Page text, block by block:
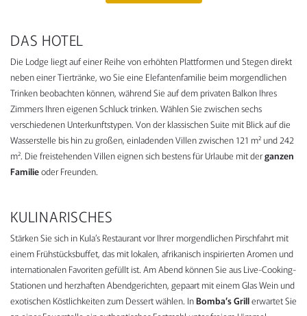
DAS HOTEL
Die Lodge liegt auf einer Reihe von erhöhten Plattformen und Stegen direkt
neben einer Tiertränke, wo Sie eine Elefantenfamilie beim morgendlichen
Trinken beobachten können, während Sie auf dem privaten Balkon Ihres
Zimmers Ihren eigenen Schluck trinken. Wählen Sie zwischen sechs
verschiedenen Unterkunftstypen. Von der klassischen Suite mit Blick auf die
Wasserstelle bis hin zu großen, einladenden Villen zwischen 121 m² und 242
m². Die freistehenden Villen eignen sich bestens für Urlaube mit derganzen
Familieoder Freunden.
KULINARISCHES
Stärken Sie sich in Kula’s Restaurant vor Ihrer morgendlichen Pirschfahrt mit
einem Frühstücksbuffet, das mit lokalen, afrikanisch inspirierten Aromen und
internationalen Favoriten gefüllt ist. Am Abend können Sie aus Live-Cooking-
Stationen und herzhaften Abendgerichten, gepaart mit einem Glas Wein und
exotischen Köstlichkeiten zum Dessert wählen. InBomba’s Grillerwartet Sie